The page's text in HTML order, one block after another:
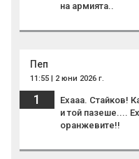
на армията..
Пеп
11:55 | 2 юни 2026 г.
1
Ехааа. Стайков!
и той пазеше....
оранжевите!!